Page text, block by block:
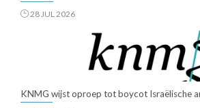
28 JUL 2026
KNMG wijst oproep tot boycot Israëlische